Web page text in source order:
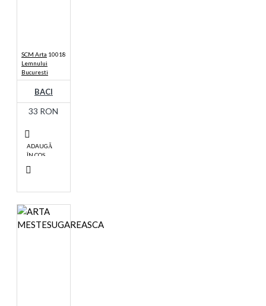
SCM Arta
Lemnului
Bucuresti
10018
BACI
33 RON
ADAUGĂ
ÎN COŞ